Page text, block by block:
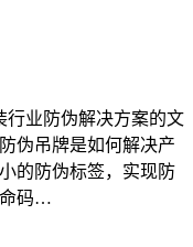
行业防伪解决方案的文
伪吊牌是如何解决产
的防伪标签，实现防
命码…